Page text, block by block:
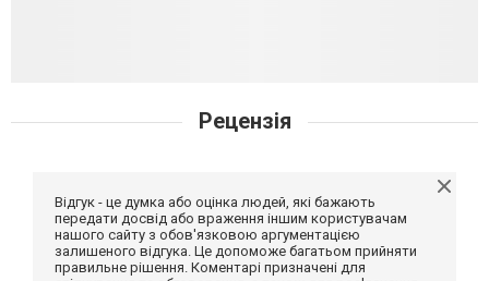
Рецензія
Відгук - це думка або оцінка людей, які бажають
передати досвід або враження іншим користувачам
нашого сайту з обов'язковою аргументацією
залишеного відгука. Це допоможе багатьом прийняти
правильне рішення. Коментарі призначені для